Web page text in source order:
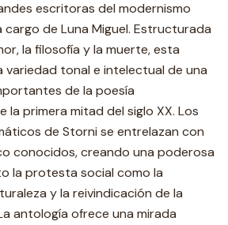
escritoras del modernismo
cargo de Luna Miguel. Estructurada
la filosofía y la muerte, esta
tonal e intelectual de una
de la poesía
la primera mitad del siglo XX. Los
de Storni se entrelazan con
conocidos, creando una poderosa
la protesta social como la
y la reivindicación de la
antología ofrece una mirada